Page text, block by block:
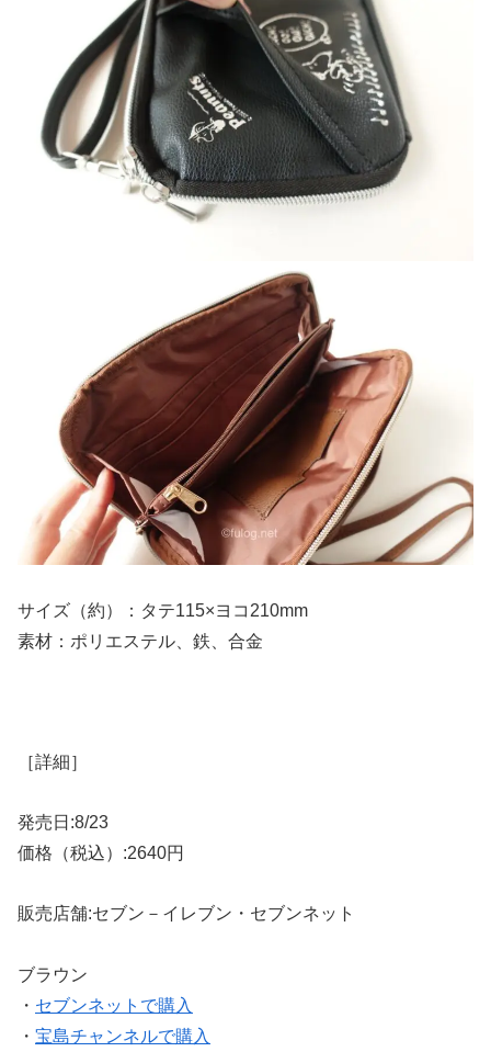
サイズ（約）：タテ115×ヨコ210mm
素材：ポリエステル、鉄、合金
［詳細］
発売日:8/23
価格（税込）:2640円
販売店舗:セブン－イレブン・セブンネット
ブラウン
・ セブンネットで購入
・ 宝島チャンネルで購入